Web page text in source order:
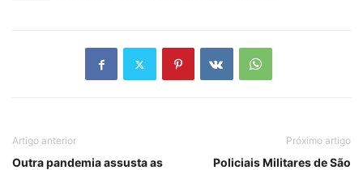
Artigo anterior
Outra pandemia assusta as
Próximo artigo
Policiais Militares de São